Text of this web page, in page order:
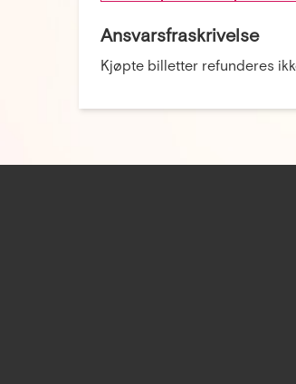
Ansvarsfraskrivelse
Kjøpte billetter refunderes